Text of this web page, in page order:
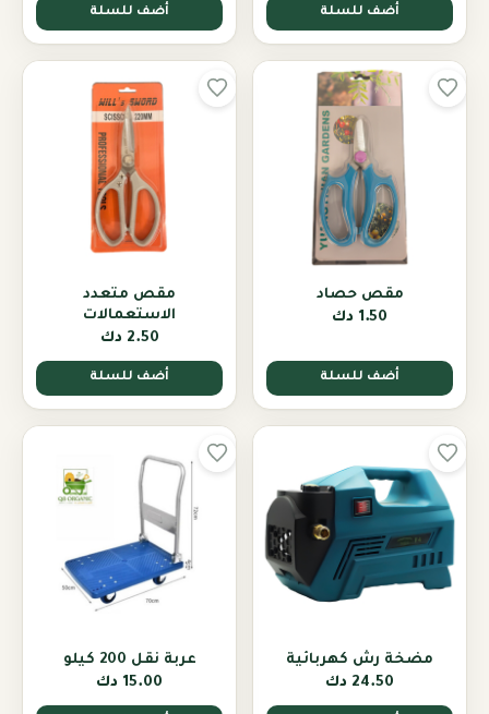
أضف للسلة أضف للسلة
مقص حصاد
1.50 دك
أضف للسلة
مقص متعدد
الاستعمالات
2.50 دك
أضف للسلة
مضخة رش كهربائية
24.50 دك
عربة نقل 200 كيلو
15.00 دك